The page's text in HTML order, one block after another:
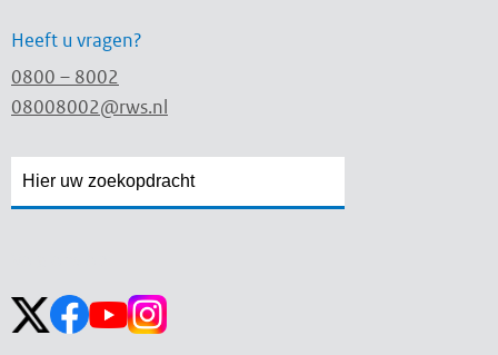
Heeft u vragen?
0800 – 8002
08008002@rws.nl